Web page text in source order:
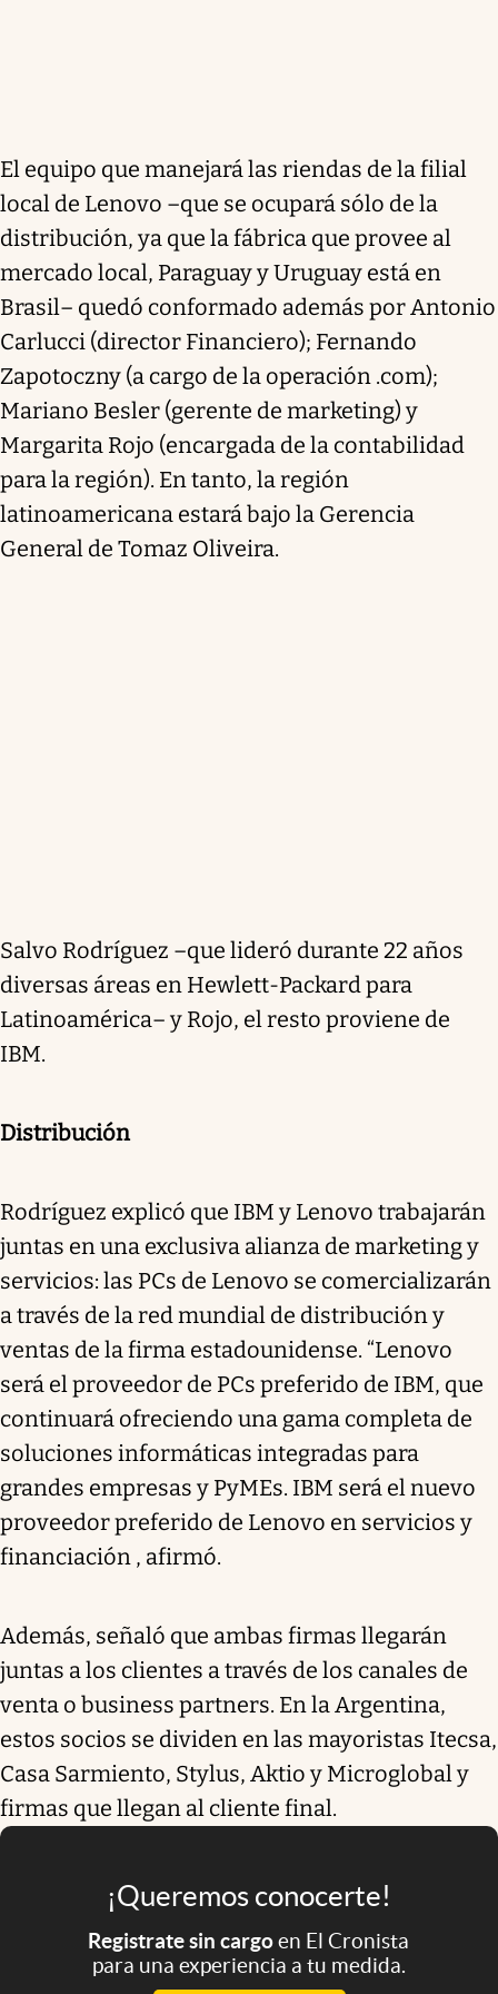
El equipo que manejará las riendas de la filial
local de Lenovo –que se ocupará sólo de la
distribución, ya que la fábrica que provee al
mercado local, Paraguay y Uruguay está en
Brasil– quedó conformado además por Antonio
Carlucci (director Financiero); Fernando
Zapotoczny (a cargo de la operación .com);
Mariano Besler (gerente de marketing) y
Margarita Rojo (encargada de la contabilidad
para la región). En tanto, la región
latinoamericana estará bajo la Gerencia
General de Tomaz Oliveira.
Salvo Rodríguez –que lideró durante 22 años
diversas áreas en Hewlett-Packard para
Latinoamérica– y Rojo, el resto proviene de
IBM.
Distribución
Rodríguez explicó que IBM y Lenovo trabajarán
juntas en una exclusiva alianza de marketing y
servicios: las PCs de Lenovo se comercializarán
a través de la red mundial de distribución y
ventas de la firma estadounidense. “Lenovo
será el proveedor de PCs preferido de IBM, que
continuará ofreciendo una gama completa de
soluciones informáticas integradas para
grandes empresas y PyMEs. IBM será el nuevo
proveedor preferido de Lenovo en servicios y
financiación , afirmó.
Además, señaló que ambas firmas llegarán
juntas a los clientes a través de los canales de
venta o business partners. En la Argentina,
estos socios se dividen en las mayoristas Itecsa,
Casa Sarmiento, Stylus, Aktio y Microglobal y
firmas que llegan al cliente final.
¡Queremos conocerte!
Registrate sin cargoen El Cronista
para una experiencia a tu medida.